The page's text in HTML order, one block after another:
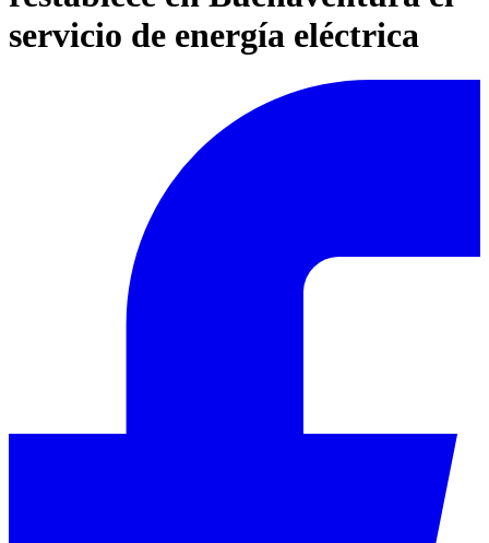
servicio de energía eléctrica